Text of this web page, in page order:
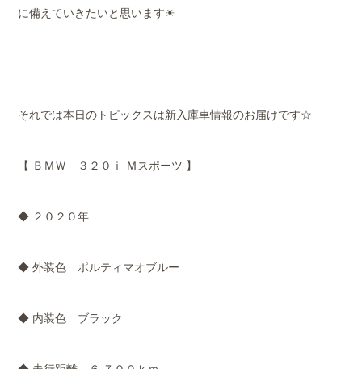
に備えていきたいと思います☀
それでは本日のトピックスは新入庫車情報のお届けです☆
【 ＢＭＷ ３２０ｉ Ｍスポーツ 】
◆ ２０２０年
◆ 外装色 ポルティマオブルー
◆ 内装色 ブラック